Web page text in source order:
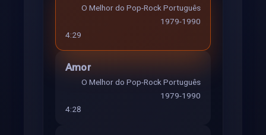
O Melhor do Pop-Rock Português
1979-1990
4:29
Amor
O Melhor do Pop-Rock Português
1979-1990
4:28